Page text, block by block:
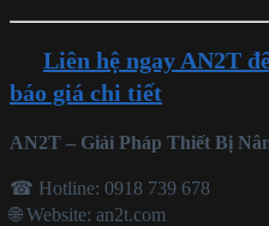
Liên hệ ngay AN2T
báo giá chi tiết
AN2T – Giải Pháp Thiết Bị
☎ Hotline: 0918 739 678
🌐 Website: an2t.com